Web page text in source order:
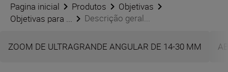
Pagina inicial Produtos
Objetivas
Objetivas para ...
Descrição geral...
ZOOM DE ULTRAGRANDE ANGULAR DE 14-30 MM